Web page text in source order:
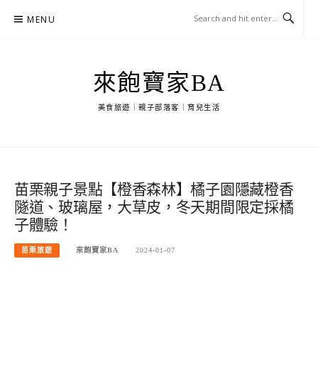
MENU
來飽寶家BA
美食旅遊｜親子部落客｜育兒生活
苗栗親子景點【橙香森林】橘子園隱藏橙香
隧道、玻璃屋，大草皮，冬天期間限定採橘
子體驗！
苗栗旅遊 來飽寶家BA 2024-01-07